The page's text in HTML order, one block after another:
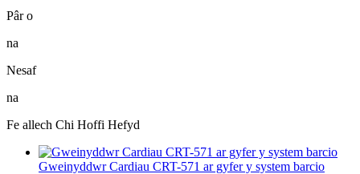
Pâr o
na
Nesaf
na
Fe allech Chi Hoffi Hefyd
Gweinyddwr Cardiau CRT-571 ar gyfer y system barcio